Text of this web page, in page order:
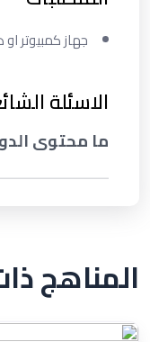
جهاز كمبيوتر
الاسئلة
ما محتوى
المناهج